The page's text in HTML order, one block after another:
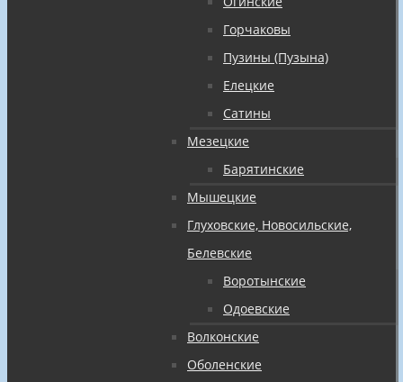
Горчаковы
Пузины (Пузына)
Елецкие
Сатины
Мезецкие
Барятинские
Мышецкие
Глуховские, Новосильские,
Белевские
Воротынские
Одоевские
Волконские
Оболенские